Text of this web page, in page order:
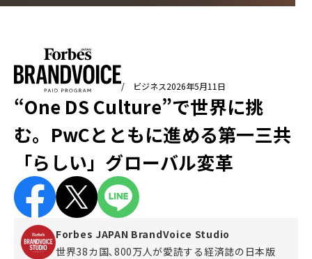
/ ビジネス2026年5月11日
“One DS Culture”で世界に挑
む。PwCとともに進める第一三共
「らしい」グローバル変革
Forbes JAPAN BrandVoice Studio
世界38カ国､800万人が愛読する 経済誌の日本版